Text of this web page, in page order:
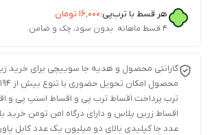
هر قسط با ترب‌پی:۱۶٬۰۰۰ تومان
۴ قسط ماهانه. بدون سود، چک و ضامن.
گارانتی محصول و هدیه جا سوییچی برای خرید
ترب پرداخت اقساط ترب پی و اقساط اسنپ پی و
اقساط زرین پلاس و دارای درگاه امن تومن خرید
عدد جا کیلیدی بالای دو میلیون یک عدد کابل